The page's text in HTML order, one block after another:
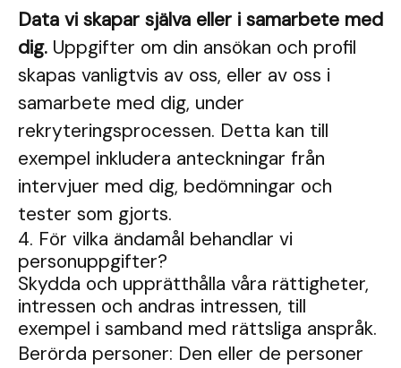
Data vi skapar själva eller i samarbete med
dig. Uppgifter om din ansökan och profil
skapas vanligtvis av oss, eller av oss i
samarbete med dig, under
rekryteringsprocessen. Detta kan till
exempel inkludera anteckningar från
intervjuer med dig, bedömningar och
tester som gjorts.
4. För vilka ändamål behandlar vi
personuppgifter?
Skydda och upprätthålla våra rättigheter,
intressen och andras intressen, till
exempel i samband med rättsliga anspråk.
Berörda personer: Den eller de personer